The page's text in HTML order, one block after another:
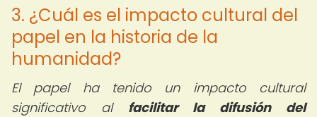
3. ¿Cuál es el impacto cultural del
papel en la historia de la
humanidad?
El papel ha tenido un impacto cultural
significativo al facilitar la difusión del